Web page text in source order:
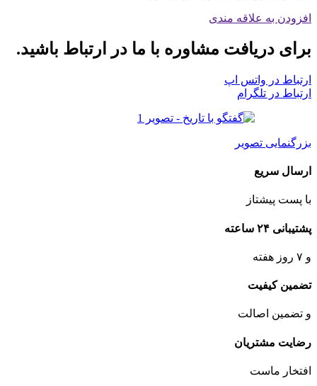
افزودن به علاقه مندی
برای دریافت مشاوره با ما در ارتباط باشید.
ارتباط در واتس اپ
ارتباط در تلگرام
بزرگنمایی تصویر
ارسال سریع
با پست پیشتاز
پشتیبانی ۲۴ ساعته
و ۷ روز هفته
تضمین کیفیت
و تضمین اصالت
رضایت مشتریان
افتخار ماست